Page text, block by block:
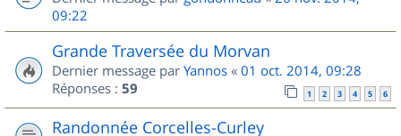
09:22
Grande Traversée du Morvan
Dernier message par Yannos « 01 oct. 2014, 09:28
Réponses : 59 1 2 3 4 5 6
Randonnée Corcelles-Curley